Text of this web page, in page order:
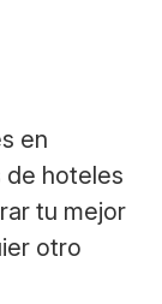
en
de hoteles
tu mejor
otro